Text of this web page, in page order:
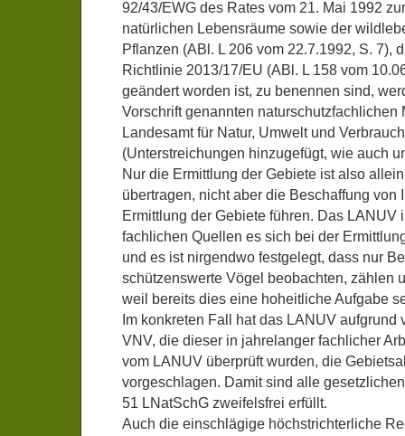
92/43/EWG des Rates vom 21. Mai 1992
natürlichen Lebensräume sowie der
Pflanzen (ABl. L 206 vom 22.7.1992, S. 7),
Richtlinie 2013/17/EU (ABl. L 158 vom
geändert worden ist, zu benennen sind,
Vorschrift genannten naturschutzfachlichen
Landesamt für Natur, Umwelt und
(Unterstreichungen hinzugefügt, wie auch
Nur die Ermittlung der Gebiete ist also
übertragen, nicht aber die Beschaffung von
Ermittlung der Gebiete führen. Das LANUV
fachlichen Quellen es sich bei der
und es ist nirgendwo festgelegt, dass nur
schützenswerte Vögel beobachten, zählen
weil bereits dies eine hoheitliche Aufgabe
Im konkreten Fall hat das LANUV aufgrund
VNV, die dieser in jahrelanger fachlicher
vom LANUV überprüft wurden, die
vorgeschlagen. Damit sind alle
51 LNatSchG zweifelsfrei erfüllt.
Auch die einschlägige höchstrichterliche